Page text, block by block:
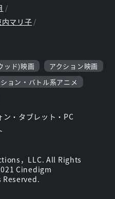
内マリ子
ッド)映画
アクション映画
ョン・バトル系アニメ
ン・タブレット・PC
，LLC. All Rights
Cinedigm